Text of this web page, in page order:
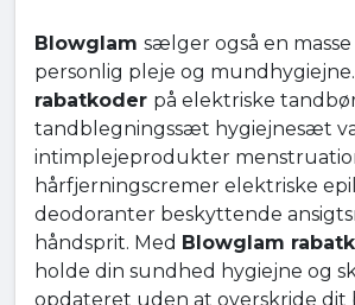
Blowglam sælger også en
personlig pleje og
rabatkoder på elektriske
tandblegningssæt hygiejnesæt
intimplejeprodukter
hårfjerningscremer elektriske
deodoranter beskyttende
håndsprit. Med Blowglam
holde din sundhed hygiejne og
opdateret uden at overskride dit